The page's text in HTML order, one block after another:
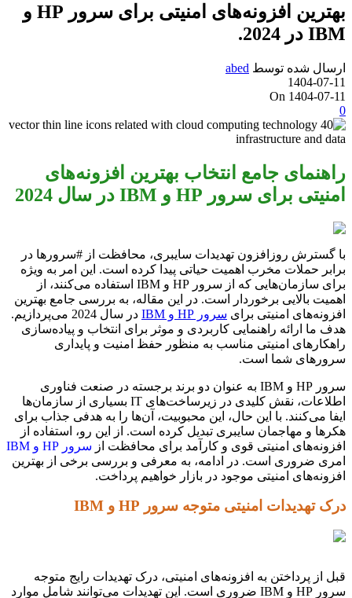
بهترین افزونه‌های امنیتی برای سرور HP و
IBM در 2024.
ارسال شده توسط abed
1404-07-11
On 1404-07-11
0
راهنمای جامع انتخاب بهترین افزونه‌های
امنیتی برای سرور HP و IBM در سال 2024
با گسترش روزافزون تهدیدات سایبری، محافظت از #سرورها در
برابر حملات مخرب اهمیت حیاتی پیدا کرده است. این امر به ویژه
برای سازمان‌هایی که از سرور HP و IBM استفاده می‌کنند، از
اهمیت بالایی برخوردار است. در این مقاله، به بررسی جامع بهترین
افزونه‌های امنیتی برای سرور HP و IBM
در سال 2024 می‌پردازیم.
هدف ما ارائه راهنمایی کاربردی و موثر برای انتخاب و پیاده‌سازی
راهکارهای امنیتی مناسب به منظور حفظ امنیت و پایداری
سرورهای شما است.
سرور HP و IBM به عنوان دو برند برجسته در صنعت فناوری
اطلاعات، نقش کلیدی در زیرساخت‌های IT بسیاری از سازمان‌ها
ایفا می‌کنند. با این حال، این محبوبیت، آن‌ها را به هدفی جذاب برای
هکرها و مهاجمان سایبری تبدیل کرده است. از این رو، استفاده از
افزونه‌های امنیتی قوی و کارآمد برای محافظت از سرور HP و IBM
امری ضروری است. در ادامه، به معرفی و بررسی برخی از بهترین
افزونه‌های امنیتی موجود در بازار خواهیم پرداخت.
درک تهدیدات امنیتی متوجه سرور HP و IBM
قبل از پرداختن به افزونه‌های امنیتی، درک تهدیدات رایج متوجه
سرور HP و IBM ضروری است. این تهدیدات می‌توانند شامل موارد